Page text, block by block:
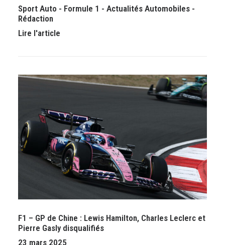
Sport Auto - Formule 1 - Actualités Automobiles -
Rédaction
Lire l'article
F1 – GP de Chine : Lewis Hamilton, Charles Leclerc et
Pierre Gasly disqualifiés
23 mars 2025